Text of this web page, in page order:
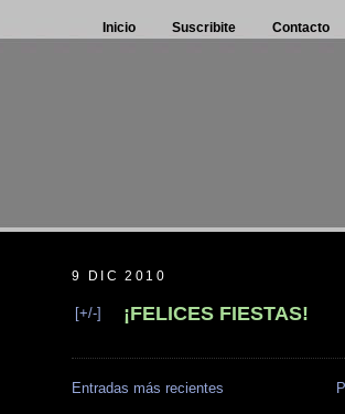
Inicio Suscribite Contacto
9 DIC 2010
[+/-] ¡FELICES FIESTAS!
Entradas más recientes